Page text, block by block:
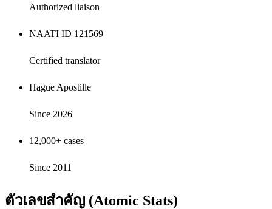
Authorized liaison
NAATI ID 121569
Certified translator
Hague Apostille
Since 2026
12,000+ cases
Since 2011
ตัวเลขสำคัญ (Atomic Stats)